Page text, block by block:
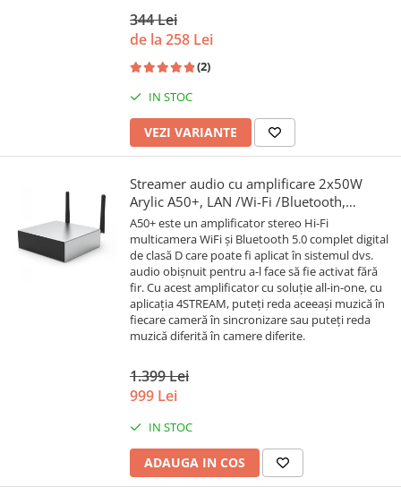
344 Lei
de la 258 Lei
(2)
IN STOC
VEZI VARIANTE
Streamer audio cu amplificare 2x50W
Arylic A50+, LAN /Wi-Fi /Bluetooth,
24bit/192kHz, Multiroom
A50+ este un amplificator stereo Hi-Fi
multicamera WiFi și Bluetooth 5.0 complet digital
de clasă D care poate fi aplicat în sistemul dvs.
audio obișnuit pentru a-l face să fie activat fără
fir. Cu acest amplificator cu soluție all-in-one, cu
aplicația 4STREAM, puteți reda aceeași muzică în
fiecare cameră în sincronizare sau puteți reda
muzică diferită în camere diferite.
1.399 Lei
999 Lei
IN STOC
ADAUGA IN COS